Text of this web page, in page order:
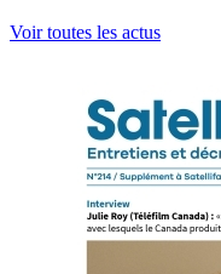
Voir toutes les actus